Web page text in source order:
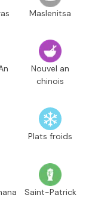
Maslenitsa
Nouvel an
chinois
Plats froids
Saint-Patrick